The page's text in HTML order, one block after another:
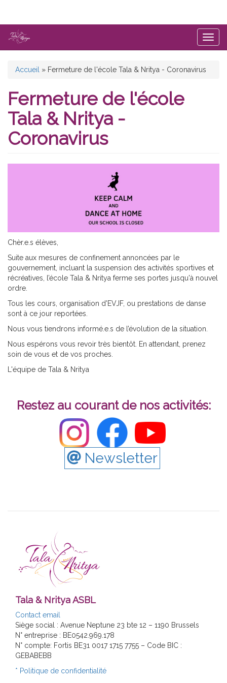
contenu
principal
Vous
ici
Accueil » Fermeture de l'école Tala & Nritya - Coronavirus
Fermeture de l'école
Tala & Nritya -
Coronavirus
Chèr.e.s élèves,
Suite aux mesures de confinement annoncées par le
gouvernement, incluant la suspension des activités sportives et
récréatives, l’école Tala & Nritya ferme ses portes jusqu'à nouvel
ordre.
Tous les cours, organisation d'EVJF, ou prestations de danse
sont à ce jour reportées.
Nous vous tiendrons informé.e.s de l’évolution de la situation.
Nous espérons vous revoir très bientôt. En attendant, prenez
soin de vous et de vos proches.
L'équipe de Tala & Nritya
Restez au courant de nos activités:
Newsletter
Tala & Nritya ASBL
Contact email
Siège social : Avenue Neptune 23 bte 12 – 1190 Brussels
N° entreprise : BE0542.969.178
N° compte: Fortis BE31 0017 1715 7755 – Code BIC :
GEBABEBB
* Politique de confidentialité